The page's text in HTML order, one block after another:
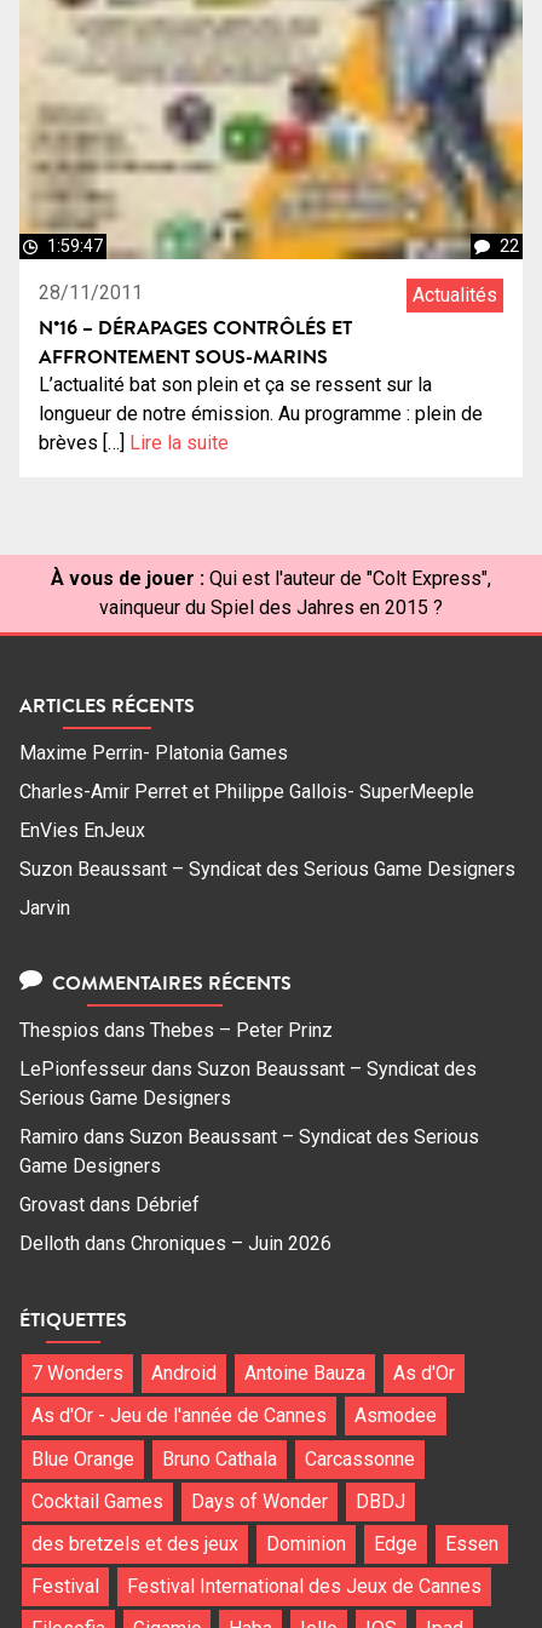
1:59:47 22
28/11/2011 Actualités
N°16 – DÉRAPAGES CONTRÔLÉS ET
AFFRONTEMENT SOUS-MARINS
L’actualité bat son plein et ça se ressent sur la
longueur de notre émission. Au programme : plein de
brèves […] Lire la suite
À vous de jouer : Qui est l'auteur de "Colt Express",
vainqueur du Spiel des Jahres en 2015 ?
ARTICLES RÉCENTS
Maxime Perrin- Platonia Games
Charles-Amir Perret et Philippe Gallois- SuperMeeple
EnVies EnJeux
Suzon Beaussant – Syndicat des Serious Game Designers
Jarvin
COMMENTAIRES RÉCENTS
Thespios dans Thebes – Peter Prinz
LePionfesseur dans Suzon Beaussant – Syndicat des
Serious Game Designers
Ramiro dans Suzon Beaussant – Syndicat des Serious
Game Designers
Grovast dans Débrief
Delloth dans Chroniques – Juin 2026
ÉTIQUETTES
7 Wonders Android Antoine Bauza
As d'Or
As d'Or - Jeu de l'année de Cannes
Asmodee
Blue Orange
Bruno Cathala
Carcassonne
Cocktail Games
Days of Wonder
DBDJ
des bretzels et des jeux
Dominion Edge
Essen
Festival
Festival International des Jeux de Cannes